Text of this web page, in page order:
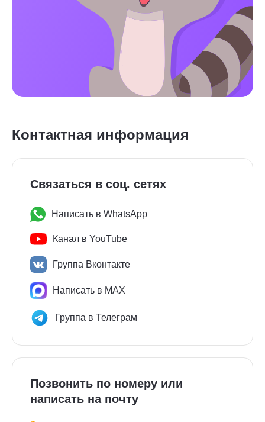
Контактная информация
Связаться в соц. сетях
Написать в WhatsApp
Канал в YouTube
Группа Вконтакте
Написать в MAX
Группа в Телеграм
Позвонить по номеру или
написать на почту